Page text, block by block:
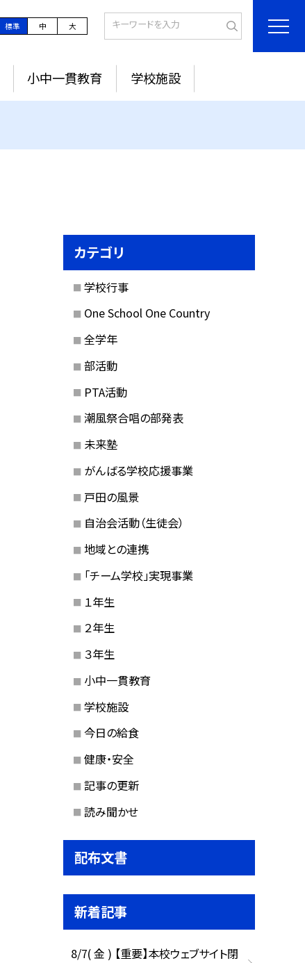
標準 中 大
小中一貫教育 学校施設
カテゴリ
学校行事
One School One Country
全学年
部活動
PTA活動
潮風祭合唱の部発表
未来塾
がんばる学校応援事業
戸田の風景
自治会活動（生徒会）
地域との連携
「チーム学校」実現事業
１年生
２年生
３年生
小中一貫教育
学校施設
今日の給食
健康・安全
記事の更新
読み聞かせ
配布文書
新着記事
8/7( 金 ) 【重要】本校ウェブサイト閉